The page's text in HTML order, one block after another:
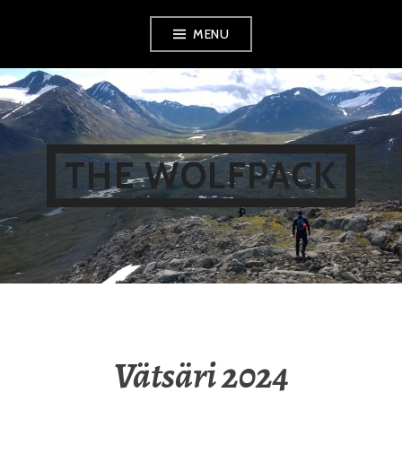
content
MENU
THE WOLFPACK
Vätsäri 2024